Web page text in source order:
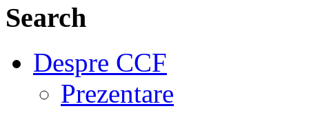
Search
Despre CCF
Prezentare